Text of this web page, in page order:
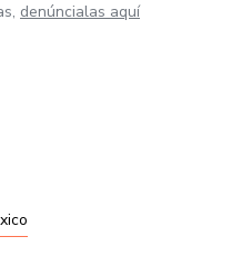
denúncialas aquí